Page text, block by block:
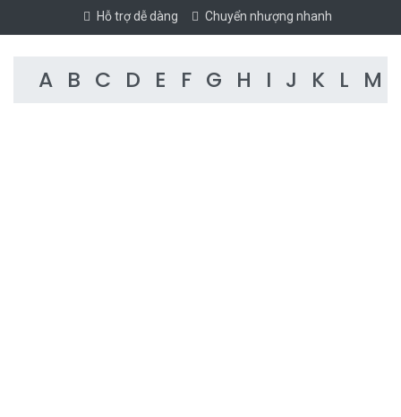
Hỗ trợ dễ dàng Chuyển nhượng nhanh
A B C D E F G H I J K L M